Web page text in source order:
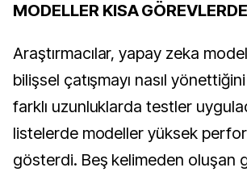
MODELLER KISA
Araştırmacılar, yapay zeka
bilişsel çatışmayı nasıl
farklı uzunluklarda testler
listelerde modeller yüksek
gösterdi. Beş kelimeden oluşan